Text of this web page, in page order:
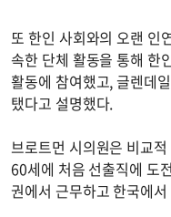
또 한인 사회와의 오랜 인
속한 단체 활동을 통해 한
활동에 참여했고, 글렌데
탰다고 설명했다.
브로트먼 시의원은 비교
60세에 처음 선출직에 도
권에서 근무하고 한국에